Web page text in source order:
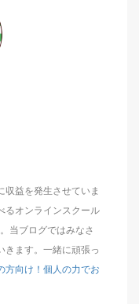
収益を発生させていま
るオンラインスクール
当ブログではみなさ
きます。一緒に頑張っ
方向け！個人の力でお